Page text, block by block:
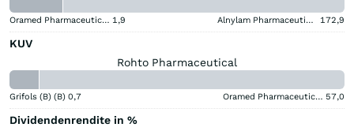
Oramed Pharmaceuticals 1,9 Alnylam Pharmaceuticals 172,9
KUV
Rohto Pharmaceutical
Grifols (B) (B) 0,7 Oramed Pharmaceuticals 57,0
Dividendenrendite in %